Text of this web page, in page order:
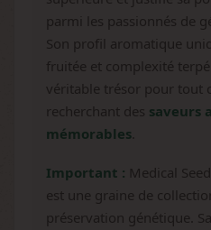
parmi les passionnés de
Son profil aromatique
fruitée et complexité
véritable trésor pour tout
recherchant des saveurs
mémorables
Important : Medical
est une graine de
préservation génétique.